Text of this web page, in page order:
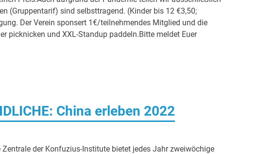
(Gruppentarif) sind selbsttragend. (Kinder bis 12 €3,50;
Der Verein sponsert 1€/teilnehmendes Mitglied und die
picknicken und XXL-Standup paddeln.Bitte meldet Euer
China erleben 2022
der Konfuzius-Institute bietet jedes Jahr zweiwöchige